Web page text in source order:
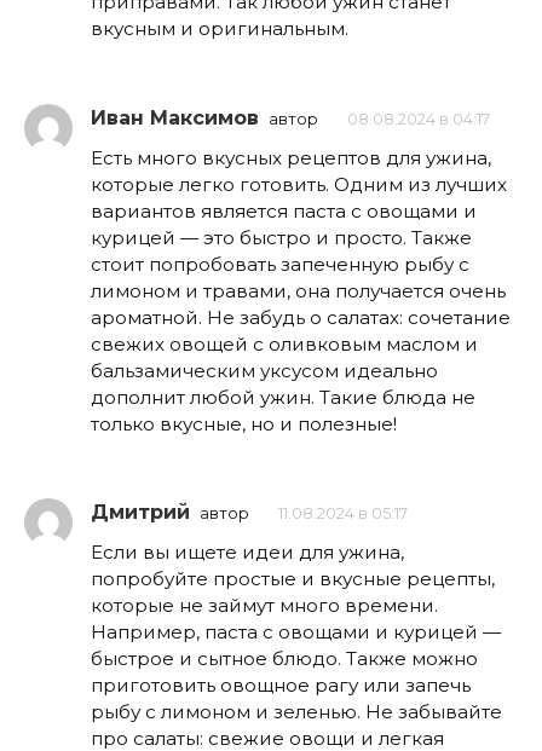
вкусным и оригинальным.
Иван Максимов автор 08.08.2024 в 04:17
Есть много вкусных рецептов для ужина,
которые легко готовить. Одним из лучших
вариантов является паста с овощами и
курицей — это быстро и просто. Также
стоит попробовать запеченную рыбу с
лимоном и травами, она получается очень
ароматной. Не забудь о салатах: сочетание
свежих овощей с оливковым маслом и
бальзамическим уксусом идеально
дополнит любой ужин. Такие блюда не
только вкусные, но и полезные!
Дмитрий автор 11.08.2024 в 05:17
Если вы ищете идеи для ужина,
попробуйте простые и вкусные рецепты,
которые не займут много времени.
Например, паста с овощами и курицей —
быстрое и сытное блюдо. Также можно
приготовить овощное рагу или запечь
рыбу с лимоном и зеленью. Не забывайте
про салаты: свежие овощи и легкая